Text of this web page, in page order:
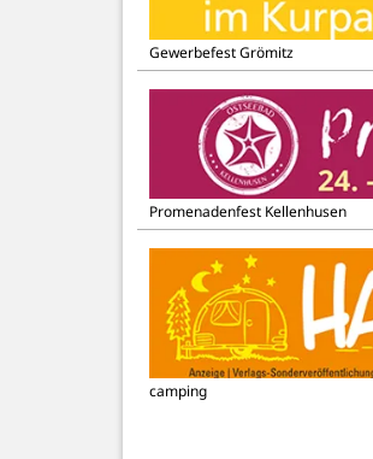
Gewerbefest Grömitz
Promenadenfest Kellenhusen
camping